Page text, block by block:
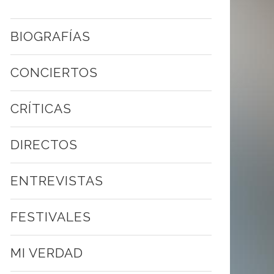
BIOGRAFÍAS
CONCIERTOS
CRÍTICAS
DIRECTOS
ENTREVISTAS
FESTIVALES
MI VERDAD